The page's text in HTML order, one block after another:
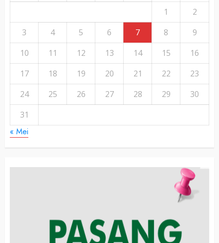
1
2
3
4 5 6 7 8
9
10
11 12 13 14 15
16
17
18 19 20 21 22
23
24
25 26 27 28 29
30
31
« Mei